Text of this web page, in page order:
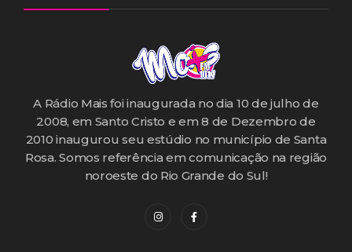
A Rádio Mais foi inaugurada no dia 10 de julho de
2008, em Santo Cristo e em 8 de Dezembro de
2010 inaugurou seu estúdio no município de Santa
Rosa. Somos referência em comunicação na região
noroeste do Rio Grande do Sul!